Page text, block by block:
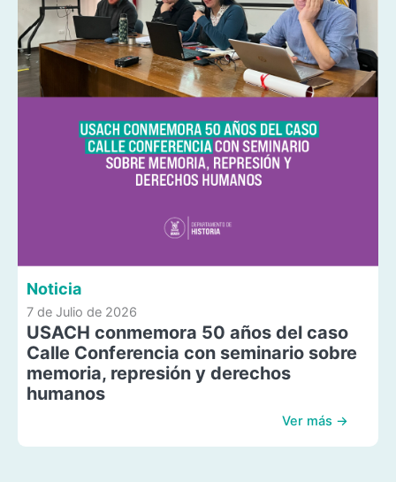
Noticia
7 de Julio de 2026
USACH conmemora 50 años del caso
Calle Conferencia con seminario sobre
memoria, represión y derechos
humanos
Ver más →